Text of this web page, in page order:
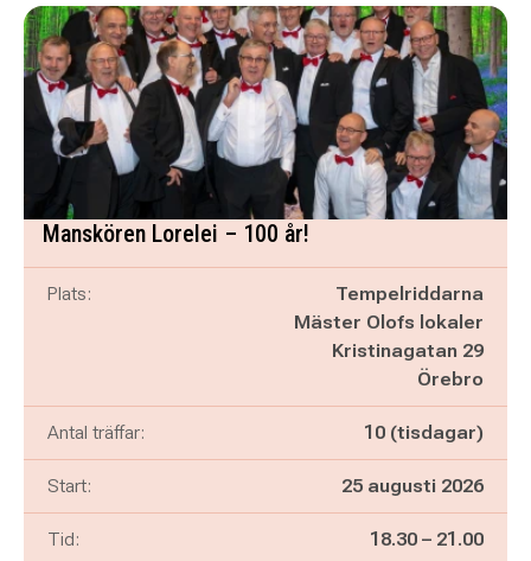
Manskören Lorelei – 100 år!
Plats:
Tempelriddarna
Mäster Olofs lokaler
Kristinagatan 29
Örebro
Antal träffar: 10 (tisdagar)
Start: 25 augusti 2026
Tid: Pågår mellan
18.30 – och
21.00